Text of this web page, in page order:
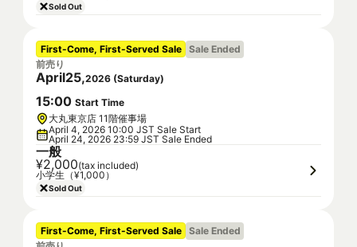
Sold Out
First-Come, First-Served Sale Sale Ended
前売り
April25,2026 (Saturday)
15:00 Start Time
大丸東京店 11階催事場
April 4, 2026 10:00 JST Sale Start
April 24, 2026 23:59 JST Sale Ended
一般
¥2,000(tax included)
小学生（¥1,000）
Sold Out
First-Come, First-Served Sale Sale Ended